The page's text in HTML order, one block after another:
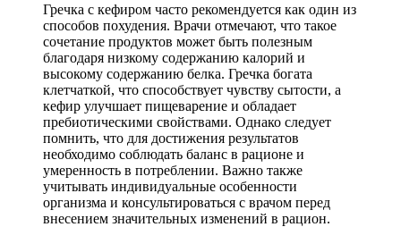
Гречка с кефиром часто рекомендуется как один из
способов похудения. Врачи отмечают, что такое
сочетание продуктов может быть полезным
благодаря низкому содержанию калорий и
высокому содержанию белка. Гречка богата
клетчаткой, что способствует чувству сытости, а
кефир улучшает пищеварение и обладает
пребиотическими свойствами. Однако следует
помнить, что для достижения результатов
необходимо соблюдать баланс в рационе и
умеренность в потреблении. Важно также
учитывать индивидуальные особенности
организма и консультироваться с врачом перед
внесением значительных изменений в рацион.